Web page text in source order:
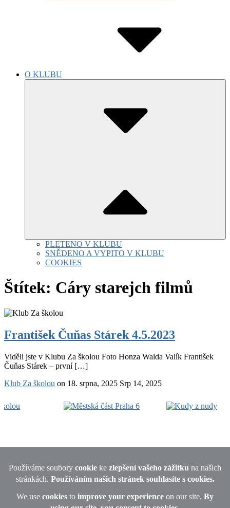
O KLUBU
PLETENO V KLUBU
SNĚDENO A VYPITO V KLUBU
COOKIES
Štítek: Cáry starejch filmů
Čuňas
Stárek
František Čuňas Stárek 4.5.2023
Viděli jste v Klubu Za školou Foto Honza Walda Valík František
Čuňas Stárek – první […]
Klub Za školou on 18. srpna, 2025 Srp 14, 2025
Footer
© 2026 · All rights reserved Michaela Lebedová, Uralská 770/6,